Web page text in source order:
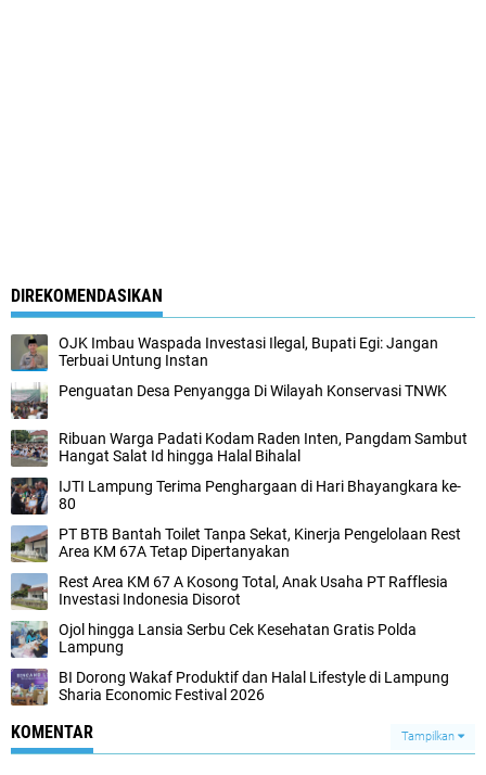
DIREKOMENDASIKAN
OJK Imbau Waspada Investasi Ilegal, Bupati Egi: Jangan
Terbuai Untung Instan
Penguatan Desa Penyangga Di Wilayah Konservasi TNWK
Ribuan Warga Padati Kodam Raden Inten, Pangdam Sambut
Hangat Salat Id hingga Halal Bihalal
IJTI Lampung Terima Penghargaan di Hari Bhayangkara ke-
80
PT BTB Bantah Toilet Tanpa Sekat, Kinerja Pengelolaan Rest
Area KM 67A Tetap Dipertanyakan
Rest Area KM 67 A Kosong Total, Anak Usaha PT Rafflesia
Investasi Indonesia Disorot
Ojol hingga Lansia Serbu Cek Kesehatan Gratis Polda
Lampung
BI Dorong Wakaf Produktif dan Halal Lifestyle di Lampung
Sharia Economic Festival 2026
KOMENTAR Tampilkan